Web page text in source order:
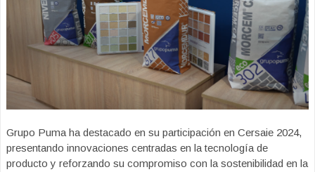
Grupo Puma ha destacado en su participación en Cersaie 2024,
presentando innovaciones centradas en la tecnología de
producto y reforzando su compromiso con la sostenibilidad en la